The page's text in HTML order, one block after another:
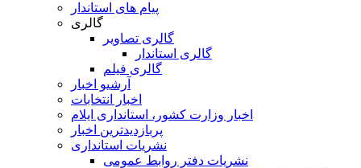
پیام های استاندار
گالری
گالری تصاویر
گالری استاندار
گالری فیلم
آرشیو اخبار
اخبار انتخابات
اخبار وزارت کشور، استانداری ایلام
پربازدیدترین اخبار
نشریات استانداری
نشریات دفتر روابط عمومی